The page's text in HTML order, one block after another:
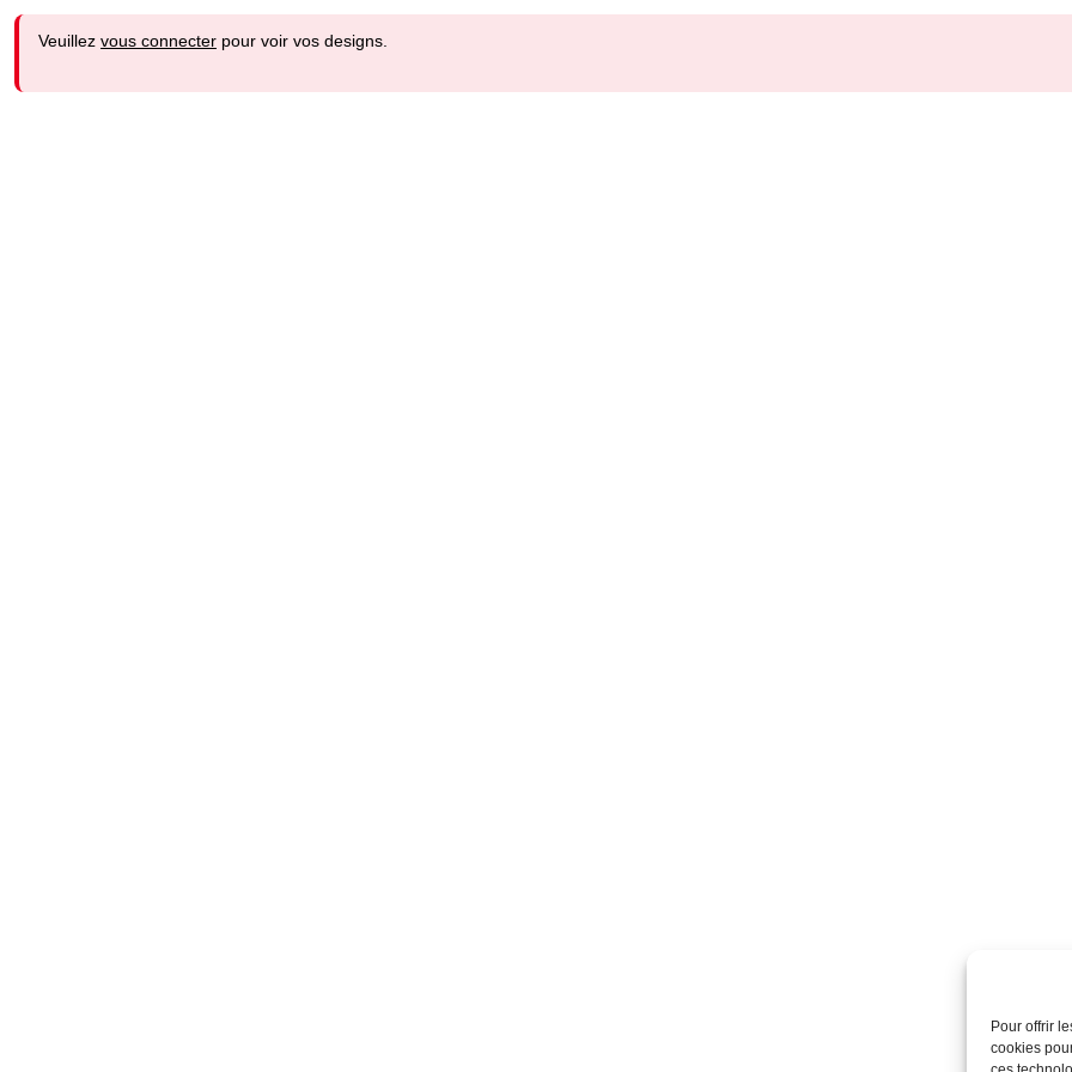
Pour offrir
cookies
Veuillez vous connecter pour voir vos designs.